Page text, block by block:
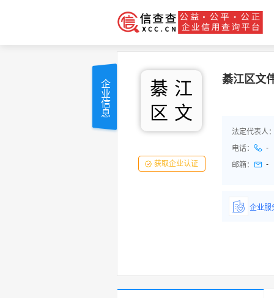
綦 江
区 文
获取企业认证
綦江区文
法定代表人
电话：
-
邮箱： -
企业服
企业信息